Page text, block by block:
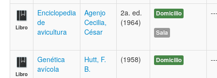
Libro
Enciclopedia
de
avicultura
Agenjo
Cecilia,
César
2a. ed.
(1964)
Domicilio
Sala
Libro
Genética
avícola
Hutt, F.
B.
(1958) Domicilio